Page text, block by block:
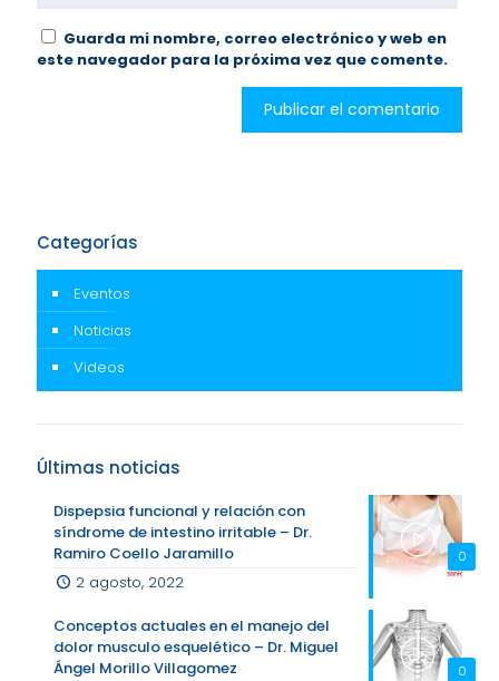
Guarda mi nombre, correo electrónico y web en
este navegador para la próxima vez que comente.
Categorías
Eventos
Noticias
Videos
Últimas noticias
0
Dispepsia funcional y relación con
síndrome de intestino irritable – Dr.
Ramiro Coello Jaramillo
2 agosto, 2022
0
Conceptos actuales en el manejo del
dolor musculo esquelético – Dr. Miguel
Ángel Morillo Villagomez